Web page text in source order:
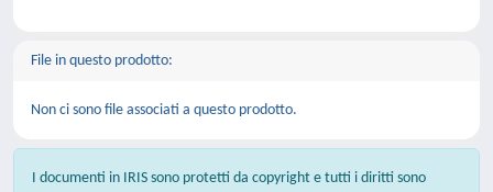
File in questo prodotto:
Non ci sono file associati a questo prodotto.
I documenti in IRIS sono protetti da copyright e tutti i diritti sono